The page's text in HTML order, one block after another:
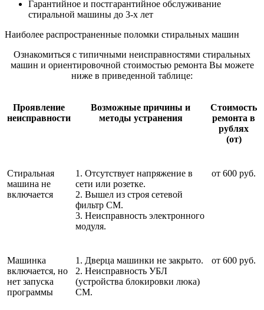
Гарантийное и постгарантийное обслуживание
стиральной машины до 3-х лет
Наиболее распространенные поломки стиральных машин
Ознакомиться с типичными неисправностями стиральных
машин и ориентировочной стоимостью ремонта Вы можете
ниже в приведенной таблице:
Проявление
неисправности
Возможные причины и
методы устранения
Стоимость
ремонта в
рублях
(от)
Стиральная
машина не
включается
1. Отсутствует напряжение в
сети или розетке.
2. Вышел из строя сетевой
фильтр СМ.
3. Неисправность электронного
модуля.
от 600 руб.
Машинка
включается, но
нет запуска
программы
1. Дверца машинки не закрыто.
2. Неисправность УБЛ
(устройства блокировки люка)
СМ.
от 600 руб.